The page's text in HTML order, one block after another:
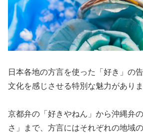
日本各地の方言を使った「好き」の
文化を感じさせる特別な魅力がありま
京都弁の「好きやねん」から沖縄弁
さ」まで、方言にはそれぞれの地域